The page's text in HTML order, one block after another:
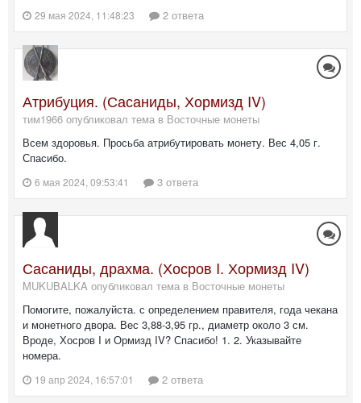
29 мая 2024, 11:48:23 2 ответа
Атрибуция. (Сасаниды, Хормизд IV)
тим1966 опубликовал тема в Восточные монеты
Всем здоровья. Просьба атрибутировать монету. Вес 4,05 г.
Спасибо.
6 мая 2024, 09:53:41 3 ответа
Сасаниды, драхма. (Хосров I. Хормизд IV)
MUKUBALKA опубликовал тема в Восточные монеты
Помогите, пожалуйста. с определением правителя, года чекана
и монетного двора. Вес 3,88-3,95 гр., диаметр около 3 см.
Вроде, Хосров I и Ормизд IV? Спасибо! 1. 2. Указывайте
номера.
19 апр 2024, 16:57:01 2 ответа